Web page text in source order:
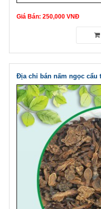
Giá Bán: 250,000 VNĐ
Địa chỉ bán nấm ngọc cẩu